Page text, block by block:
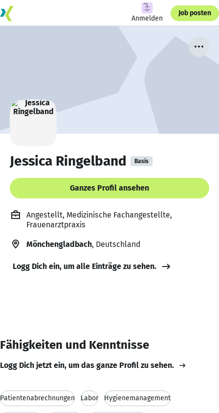
Anmelden
Job posten
Jessica Ringelband Basis
Ganzes Profil ansehen
Angestellt, Medizinische Fachangestellte,
Frauenarztpraxis
Mönchengladbach, Deutschland
Logg Dich ein, um alle Einträge zu sehen.
Fähigkeiten und Kenntnisse
Logg Dich jetzt ein, um das ganze Profil zu sehen.
Patientenabrechnungen Labor Hygienemanagement